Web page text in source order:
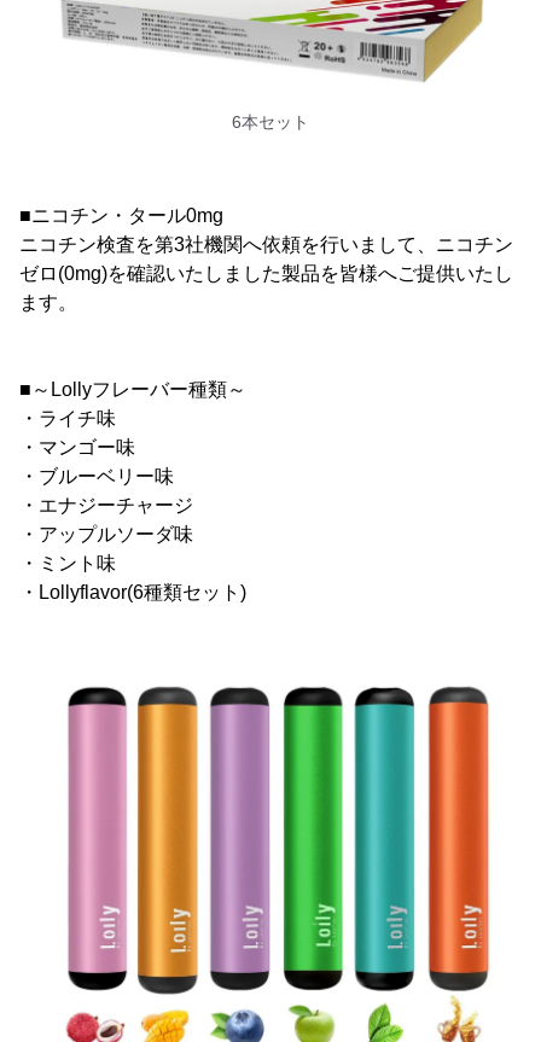
6本セット
■ニコチン・タール0mg
ニコチン検査を第3社機関へ依頼を行いまして、ニコチン
ゼロ(0mg)を確認いたしました製品を皆様へご提供いたし
ます。
■～Lollyフレーバー種類～
・ライチ味
・マンゴー味
・ブルーベリー味
・エナジーチャージ
・アップルソーダ味
・ミント味
・Lollyflavor(6種類セット)